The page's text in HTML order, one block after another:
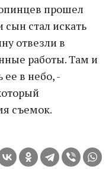
прошел
сын стал искать
отвезли в
работы. Там и
в небо, -
съемок.